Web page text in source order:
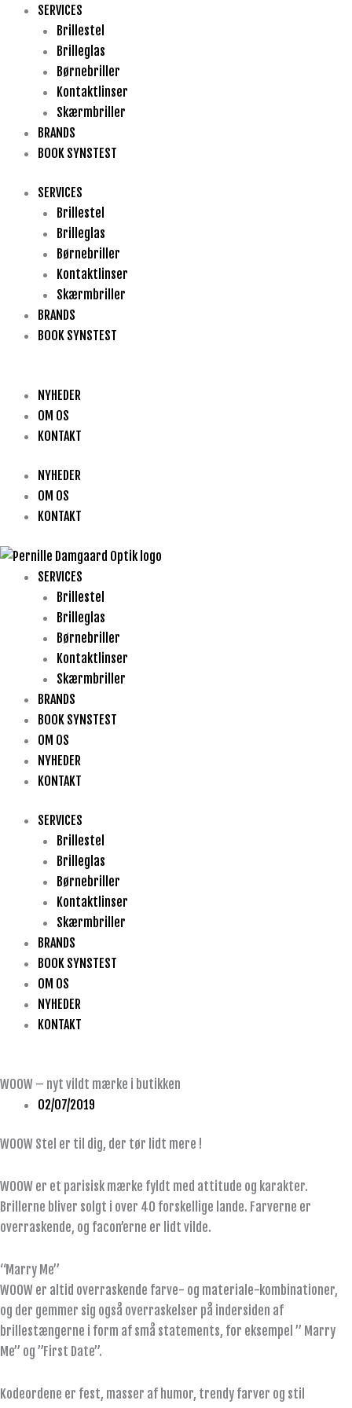
indholdet
SERVICES
Brillestel
Brilleglas
Børnebriller
Kontaktlinser
Skærmbriller
BRANDS
BOOK SYNSTEST
SERVICES
Brillestel
Brilleglas
Børnebriller
Kontaktlinser
Skærmbriller
BRANDS
BOOK SYNSTEST
NYHEDER
OM OS
KONTAKT
NYHEDER
OM OS
KONTAKT
SERVICES
Brillestel
Brilleglas
Børnebriller
Kontaktlinser
Skærmbriller
BRANDS
BOOK SYNSTEST
OM OS
NYHEDER
KONTAKT
SERVICES
Brillestel
Brilleglas
Børnebriller
Kontaktlinser
Skærmbriller
BRANDS
BOOK SYNSTEST
OM OS
NYHEDER
KONTAKT
WOOW – nyt vildt mærke i butikken
02/07/2019
WOOW Stel er til dig, der tør lidt mere !
WOOW er et parisisk mærke fyldt med attitude og karakter.
Brillerne bliver solgt i over 40 forskellige lande. Farverne er
overraskende, og facon’erne er lidt vilde.
“Marry Me”
WOOW er altid overraskende farve- og materiale-kombinationer,
og der gemmer sig også overraskelser på indersiden af
brillestængerne i form af små statements, for eksempel ” Marry
Me” og ”First Date”.
Kodeordene er fest, masser af humor, trendy farver og stil